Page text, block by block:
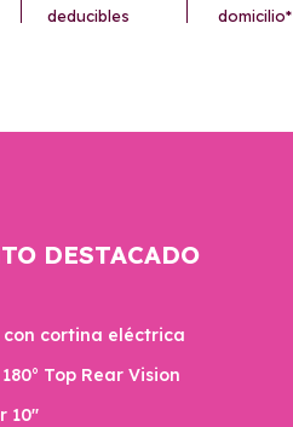
deducibles
domicilio*
DESTACADO
cortina eléctrica
Top Rear Vision
10''